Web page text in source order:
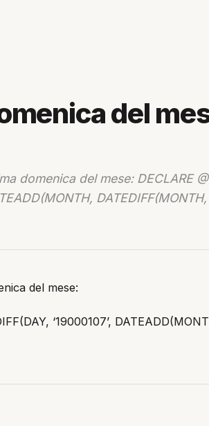
del
domenica del mese: DECLARE
del mese:
‘19000107’,